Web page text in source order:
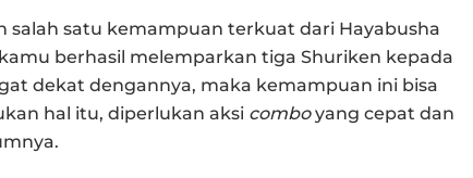
satu kemampuan terkuat dari Hayabusha
berhasil melemparkan tiga Shuriken kepada
dekat dengannya, maka kemampuan ini bisa
hal itu, diperlukan aksi comboyang cepat dan